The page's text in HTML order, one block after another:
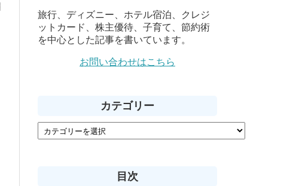
旅行、ディズニー、ホテル宿泊、クレジ
ットカード、株主優待、子育て、節約術
を中心とした記事を書いています。
お問い合わせはこちら
カテゴリー
目次